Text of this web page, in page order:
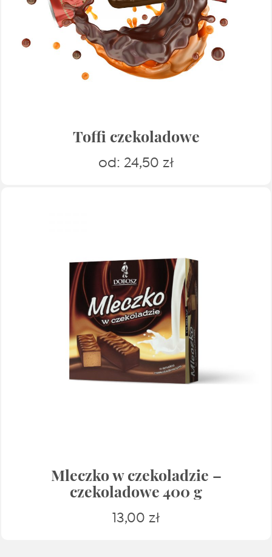
Toffi czekoladowe
od: 24,50 zł
Mleczko w czekoladzie –
czekoladowe 400 g
13,00 zł